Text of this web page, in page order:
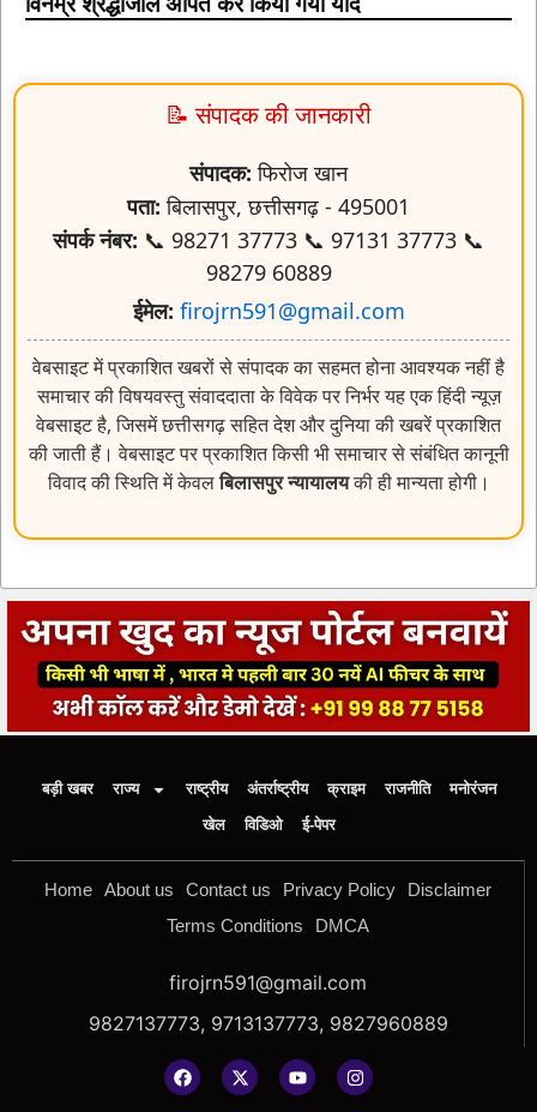
📝 संपादक की जानकारी
संपादक: फिरोज खान
पता: बिलासपुर, छत्तीसगढ़ - 495001
संपर्क नंबर: 📞 98271 37773 📞 97131 37773 📞
98279 60889
ईमेल: firojrn591@gmail.com
वेबसाइट में प्रकाशित खबरों से संपादक का सहमत होना आवश्यक नहीं है
समाचार की विषयवस्तु संवाददाता के विवेक पर निर्भर यह एक हिंदी न्यूज़
वेबसाइट है, जिसमें छत्तीसगढ़ सहित देश और दुनिया की खबरें प्रकाशित
की जाती हैं। वेबसाइट पर प्रकाशित किसी भी समाचार से संबंधित कानूनी
विवाद की स्थिति में केवलबिलासपुर न्यायालयकी ही मान्यता होगी।
बड़ी खबर राज्य राष्ट्रीय अंतर्राष्ट्रीय क्राइम राजनीति
मनोरंजन
खेल
विडिओ ई-पेपर
Home About us Contact us Privacy Policy
Disclaimer
Terms Conditions
DMCA
firojrn591@gmail.com
9827137773, 9713137773, 9827960889